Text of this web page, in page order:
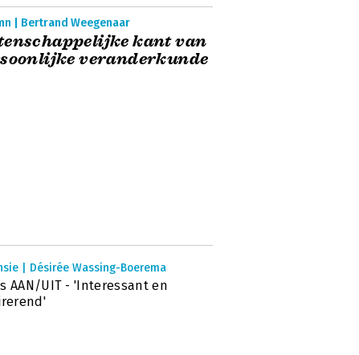
| Bertrand Weegenaar
kant van
veranderkunde
| Désirée Wassing-Boerema
AAN/UIT - 'Interessant en